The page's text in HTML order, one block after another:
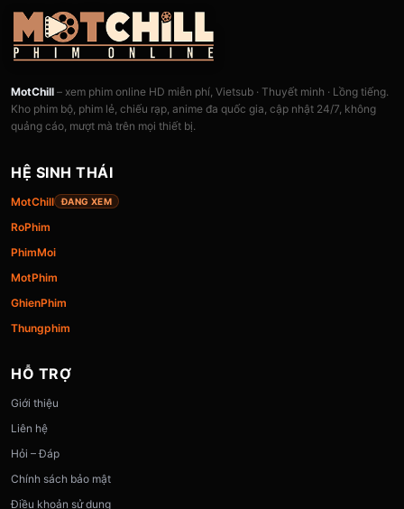
MotChill – xem phim online HD miễn phí, Vietsub · Thuyết minh · Lồng tiếng.
Kho phim bộ, phim lẻ, chiếu rạp, anime đa quốc gia, cập nhật 24/7, không
quảng cáo, mượt mà trên mọi thiết bị.
HỆ SINH THÁI
MotChill ĐANG XEM
RoPhim
PhimMoi
MotPhim
GhienPhim
Thungphim
HỖ TRỢ
Giới thiệu
Liên hệ
Hỏi – Đáp
Chính sách bảo mật
Điều khoản sử dụng